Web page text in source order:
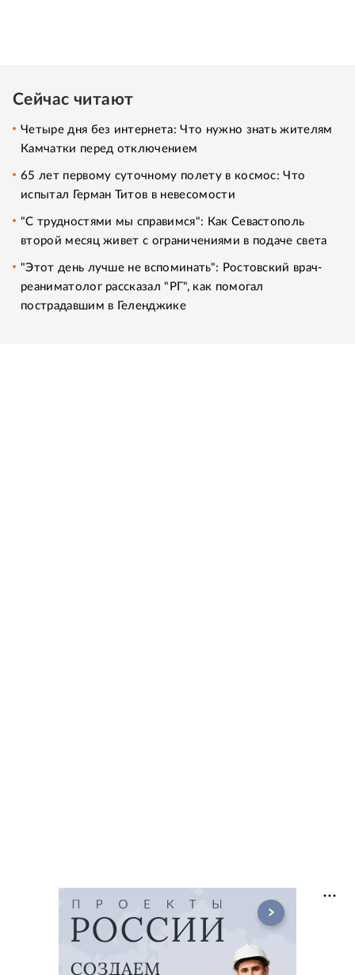
Сейчас читают
Четыре дня без интернета: Что нужно знать жителям
Камчатки перед отключением
65 лет первому суточному полету в космос: Что
испытал Герман Титов в невесомости
"С трудностями мы справимся": Как Севастополь
второй месяц живет с ограничениями в подаче света
"Этот день лучше не вспоминать": Ростовский врач-
реаниматолог рассказал "РГ", как помогал
пострадавшим в Геленджике